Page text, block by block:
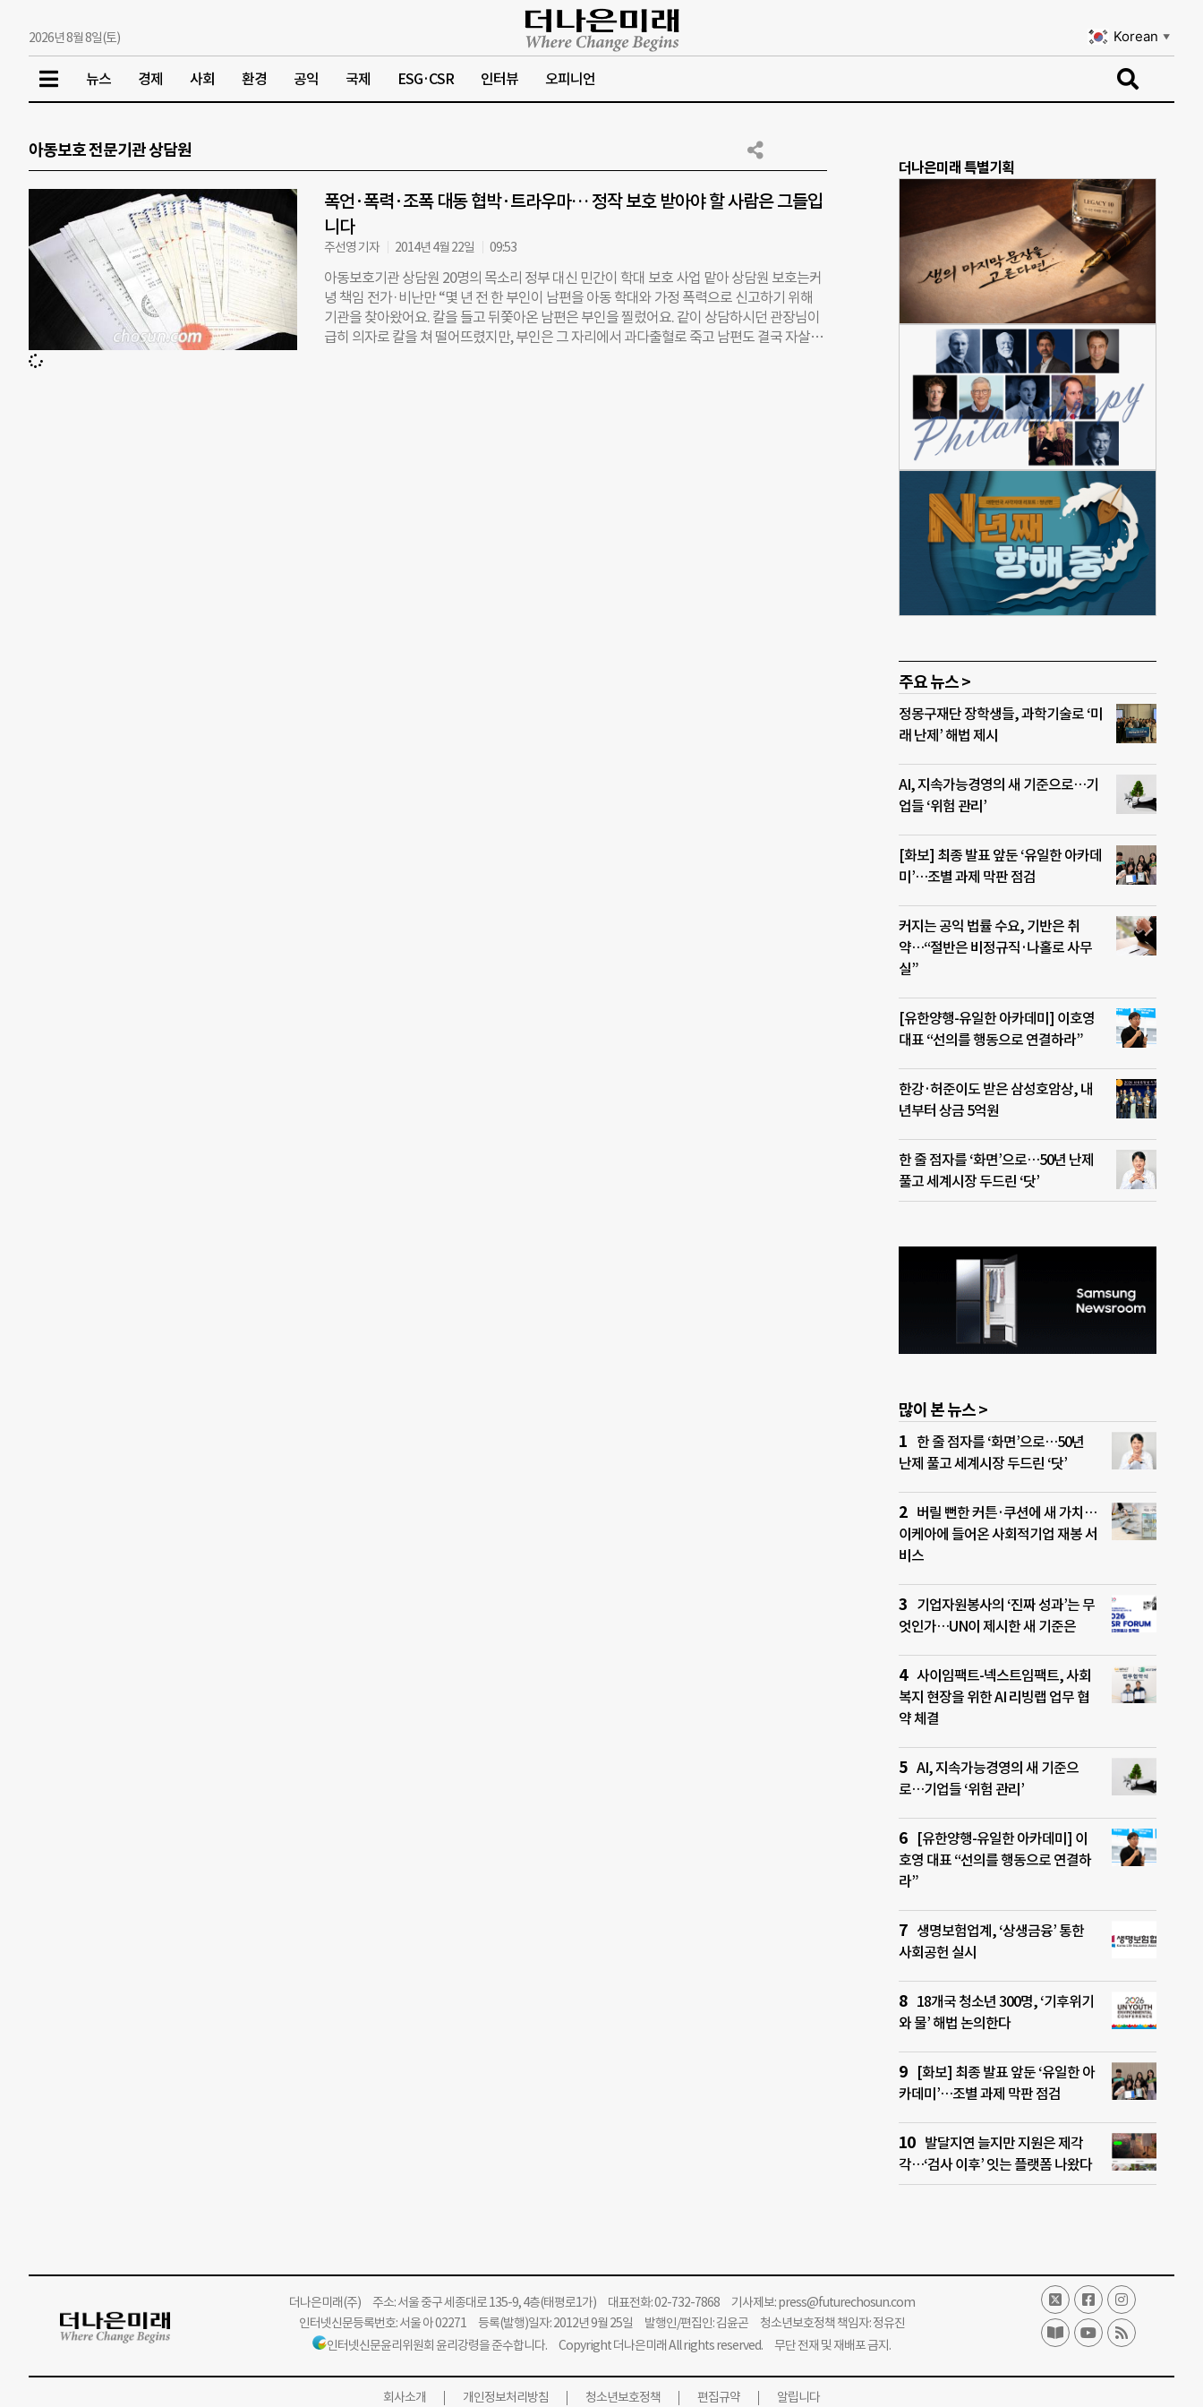
2026년 8월 8일(토) Korean ▼
뉴스 경제 사회 환경 공익 국제 ESG·CSR 인터뷰 오피니언
아동보호 전문기관 상담원
폭언·폭력·조폭 대동 협박·트라우마… 정작 보호 받아야 할 사람은 그들입
니다
주선영 기자 2014년 4월 22일 09:53
아동보호기관 상담원 20명의 목소리 정부 대신 민간이 학대 보호 사업 맡아 상담원 보호는커
녕 책임 전가·비난만 “몇 년 전 한 부인이 남편을 아동 학대와 가정 폭력으로 신고하기 위해
기관을 찾아왔어요. 칼을 들고 뒤쫓아온 남편은 부인을 찔렀어요. 같이 상담하시던 관장님이
급히 의자로 칼을 쳐 떨어뜨렸지만, 부인은 그 자리에서 과다출혈로 죽고 남편도 결국 자살했
더나은미래 특별기획
주요 뉴스 >
정몽구재단 장학생들, 과학기술로 ‘미
래 난제’ 해법 제시
AI, 지속가능경영의 새 기준으로…기
업들 ‘위험 관리’
[화보] 최종 발표 앞둔 ‘유일한 아카데
미’…조별 과제 막판 점검
커지는 공익 법률 수요, 기반은 취
약…“절반은 비정규직·나홀로 사무
실”
[유한양행-유일한 아카데미] 이호영
대표 “선의를 행동으로 연결하라”
한강·허준이도 받은 삼성호암상, 내
년부터 상금 5억원
한 줄 점자를 ‘화면’으로…50년 난제
풀고 세계시장 두드린 ‘닷’
많이 본 뉴스 >
한 줄 점자를 ‘화면’으로…50년
난제 풀고 세계시장 두드린 ‘닷’
버릴 뻔한 커튼·쿠션에 새 가치…
이케아에 들어온 사회적기업 재봉 서
비스
기업자원봉사의 ‘진짜 성과’는 무
엇인가…UN이 제시한 새 기준은
사이임팩트-넥스트임팩트, 사회
복지 현장을 위한 AI 리빙랩 업무 협
약 체결
AI, 지속가능경영의 새 기준으
로…기업들 ‘위험 관리’
[유한양행-유일한 아카데미] 이
호영 대표 “선의를 행동으로 연결하
라”
생명보험업계, ‘상생금융’ 통한
사회공헌 실시
18개국 청소년 300명, ‘기후위기
와 물’ 해법 논의한다
[화보] 최종 발표 앞둔 ‘유일한 아
카데미’…조별 과제 막판 점검
발달지연 늘지만 지원은 제각
각…‘검사 이후’ 잇는 플랫폼 나왔다
더나은미래(주)주소: 서울 중구 세종대로 135-9, 4층(태평로1가) 대표전화: 02-732-7868 기사제보:press@futurechosun.com
인터넷신문등록번호: 서울 아 02271 등록(발행)일자: 2012년 9월 25일 발행인/편집인: 김윤곤 청소년보호정책 책임자: 정유진
인터넷신문윤리위원회 윤리강령을 준수합니다. Copyright 더나은미래 All rights reserved. 무단 전재 및 재배포 금지.
회사소개 개인정보처리방침 청소년보호정책 편집규약 알립니다